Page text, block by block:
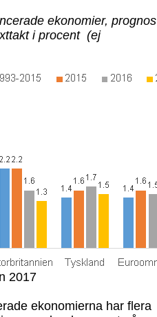
ekonomier, prognos
i procent (ej
2017
ekonomierna har flera